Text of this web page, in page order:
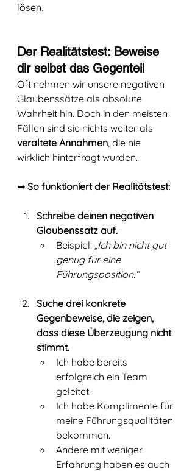
lösen.
Der Realitätstest: Beweise
dir selbst das Gegenteil
Oft nehmen wir unsere negativen
Glaubenssätze als absolute
Wahrheit hin. Doch in den meisten
Fällen sind sie nichts weiter als
veraltete Annahmen , die nie
wirklich hinterfragt wurden.
➡ So funktioniert der Realitätstest:
Schreibe deinen negativen
Glaubenssatz auf.
Beispiel: „Ich bin nicht gut
genug für eine
Führungsposition.“
Suche drei konkrete
Gegenbeweise, die zeigen,
dass diese Überzeugung nicht
stimmt.
Ich habe bereits
erfolgreich ein Team
geleitet.
Ich habe Komplimente für
meine Führungsqualitäten
bekommen.
Andere mit weniger
Erfahrung haben es auch